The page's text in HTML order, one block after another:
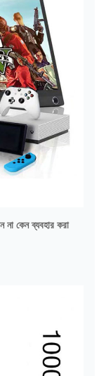
না কেন ব্যবহার করা